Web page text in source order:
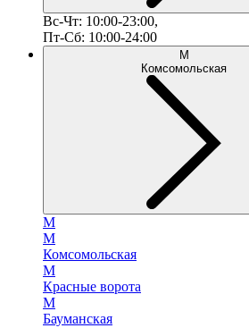
Вс-Чт: 10:00-23:00,
Пт-Сб: 10:00-24:00
М
Комсомольская
М
М
Комсомольская
М
Красные ворота
М
Бауманская